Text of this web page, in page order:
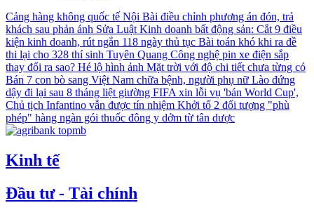
Cảng hàng không quốc tế Nội Bài điều chỉnh phương án đón, trả
khách sau phản ánh Sửa Luật Kinh doanh bất động sản: Cắt 9 điều
kiện kinh doanh, rút ngắn 118 ngày thủ tục Bài toán khó khi ra đề
thi lại cho 328 thí sinh Tuyên Quang Công nghệ pin xe điện sắp
thay đổi ra sao? Hé lộ hình ảnh Mặt trời với độ chi tiết chưa từng có
Bán 7 con bò sang Việt Nam chữa bệnh, người phụ nữ Lào đứng
dậy đi lại sau 8 tháng liệt giường FIFA xin lỗi vụ 'bán World Cup',
Chủ tịch Infantino vẫn được tín nhiệm Khởi tố 2 đối tượng "phù
phép" hàng ngàn gói thuốc đông y dởm từ tân dược
Kinh tế
Đầu tư - Tài chính